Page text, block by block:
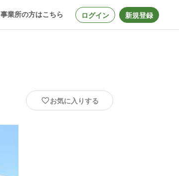
事業所の方はこちら ログイン 新規登録
お気に入りする